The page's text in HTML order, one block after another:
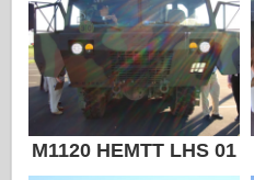
Trompetista
Zvezda
Álbumes-Fotos
Caminar alrededor
M1120 HEMTT LHS 01